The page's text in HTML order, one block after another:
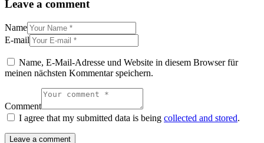
Leave a comment
Name
E-mail
Name, E-Mail-Adresse und Website in diesem Browser für
meinen nächsten Kommentar speichern.
Comment
I agree that my submitted data is being collected and stored.